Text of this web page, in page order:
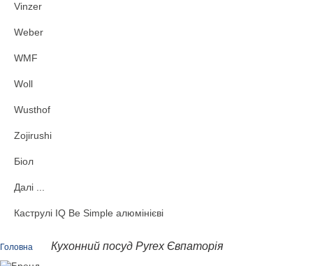
Vinzer
Weber
WMF
Woll
Wusthof
Zojirushi
Біол
Далі ...
Каструлі IQ Be Simple алюмінієві
Головна Кухонний посуд Pyrex Євпаторія